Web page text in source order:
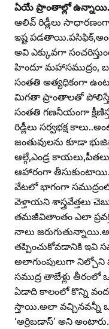
ఏయే ప్రాంతాల్లో
ఆలివ్‌ రిడ్లీలు సాధారణంగా
ఇష్ట
అవి ఎక్కువగా
హిందూ మహాసముద్రం,
సంతతి అత్యధికంగా
మిగతా ప్రాంతాలతో
సంతతి గణనీయంగా
రిడ్లీలు సర్వభక్ష
జంతువులను కూడా
ఆల్గే,ఎండ్ర
ఆహారంగా
వేటలో భాగంగా
వెళ్తాయని శాస్త్రవేత్తలు
తమజీవితాంతం ఎలా
నాలు
తప్పించుకోవడానికి
అలాగుంపులుగా నిల్చోని
సముద్ర తాబేళ్లు
ఏడాది కాలంలో కొన్ని
స్తాయి.అలా వచ్చినవన్నీ
‘అర్రిబడాస్‌’ అని